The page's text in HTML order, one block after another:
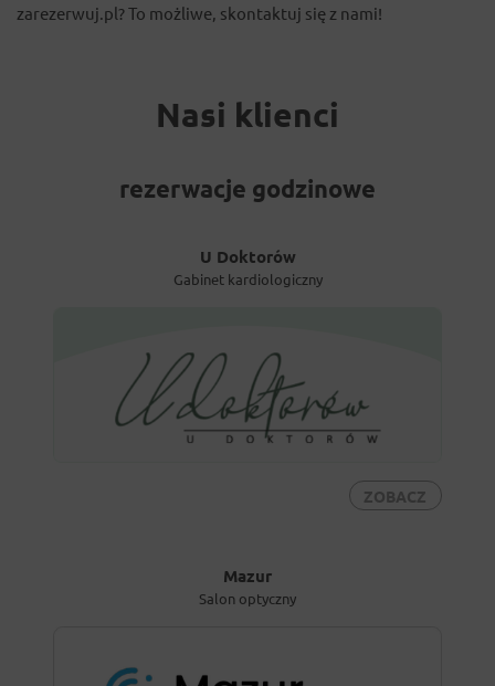
zarezerwuj.pl? To możliwe, skontaktuj się z nami!
Nasi klienci
rezerwacje godzinowe
U Doktorów
Gabinet kardiologiczny
ZOBACZ
Mazur
Salon optyczny